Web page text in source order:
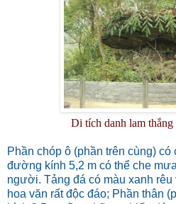
Di tích danh lam
Phần chóp ô (phần trên cùng)
đường kính 5,2 m có thể che
người. Tảng đá có màu xanh
hoa văn rất độc đáo; Phần thân